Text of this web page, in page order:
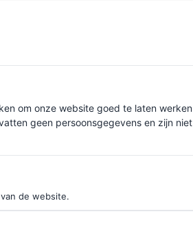
styling
om onze website goed te laten werken
geen persoonsgegevens en zijn niet
de website.